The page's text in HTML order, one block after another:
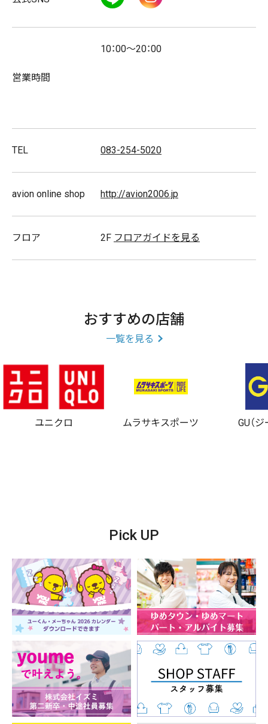
営業時間
10：00～20：00
TEL 083-254-5020
avion online shop http://avion2006.jp
フロア 2F フロアガイドを見る
おすすめの店舗
一覧を見る
ユニクロ ムラサキスポーツ GU（
Pick UP